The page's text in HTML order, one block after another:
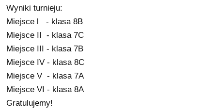
Wyniki turnieju:
Miejsce l - klasa 8B
Miejsce II - klasa 7C
Miejsce III - klasa 7B
Miejsce IV - klasa 8C
Miejsce V - klasa 7A
Miejsce VI - klasa 8A
Gratulujemy!